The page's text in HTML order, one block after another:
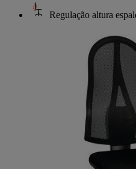
Regulação altura